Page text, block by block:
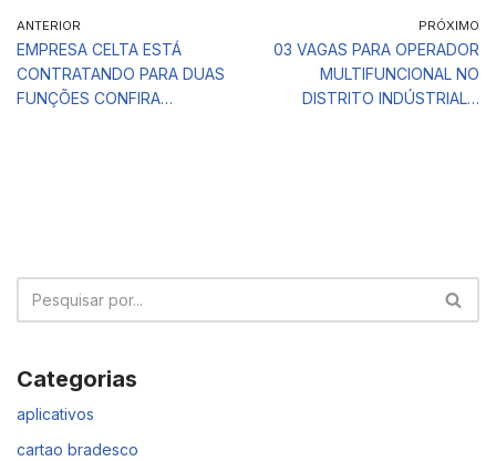
ANTERIOR
EMPRESA CELTA ESTÁ
CONTRATANDO PARA DUAS
FUNÇÕES CONFIRA…
PRÓXIMO
03 VAGAS PARA OPERADOR
MULTIFUNCIONAL NO
DISTRITO INDÚSTRIAL…
Categorias
aplicativos
cartao bradesco